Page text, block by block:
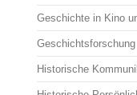
Geschichte in Kino
Geschichtsforschung
Historische